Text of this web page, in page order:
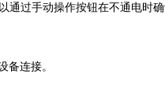
通过手动操作按钮在不通电时
备连接。